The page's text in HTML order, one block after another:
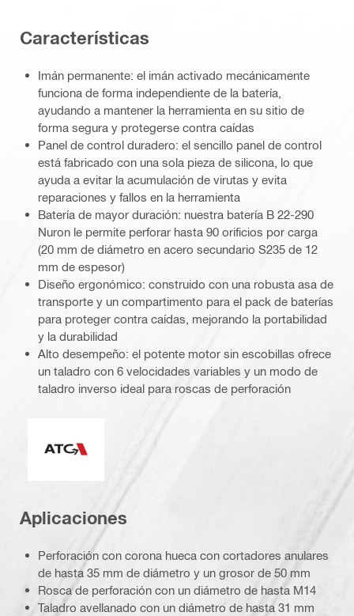
Características
Imán permanente: el imán activado mecánicamente
funciona de forma independiente de la batería,
ayudando a mantener la herramienta en su sitio de
forma segura y protegerse contra caídas
Panel de control duradero: el sencillo panel de control
está fabricado con una sola pieza de silicona, lo que
ayuda a evitar la acumulación de virutas y evita
reparaciones y fallos en la herramienta
Batería de mayor duración: nuestra batería B 22-290
Nuron le permite perforar hasta 90 orificios por carga
(20 mm de diámetro en acero secundario S235 de 12
mm de espesor)
Diseño ergonómico: construido con una robusta asa de
transporte y un compartimento para el pack de baterías
para proteger contra caídas, mejorando la portabilidad
y la durabilidad
Alto desempeño: el potente motor sin escobillas ofrece
un taladro con 6 velocidades variables y un modo de
taladro inverso ideal para roscas de perforación
Aplicaciones
Perforación con corona hueca con cortadores anulares
de hasta 35 mm de diámetro y un grosor de 50 mm
Rosca de perforación con un diámetro de hasta M14
Taladro avellanado con un diámetro de hasta 31 mm